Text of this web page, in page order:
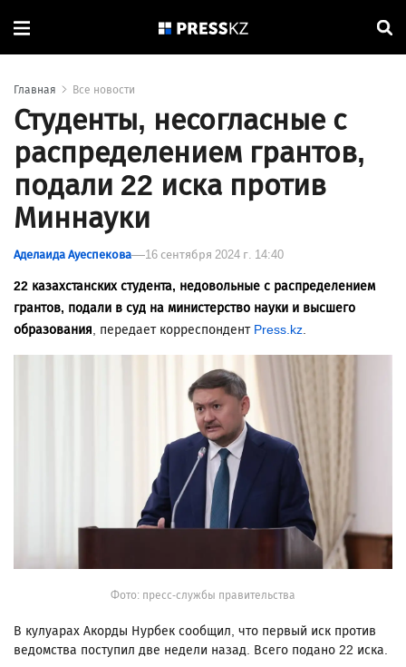
Главная Все новости
Студенты, несогласные с
распределением грантов,
подали 22 иска против
Миннауки
Аделаида Ауеспекова 16 сентября 2024 г. 14:40
22 казахстанских студента, недовольные с распределением
грантов, подали в суд на министерство науки и высшего
образования, передает корреспондент Press.kz.
Фото: пресс-службы правительства
В кулуарах Акорды Нурбек сообщил, что первый иск против
ведомства поступил две недели назад. Всего подано 22 иска.